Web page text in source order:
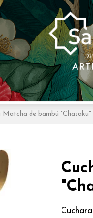
Matcha de bambú "Chasaku"